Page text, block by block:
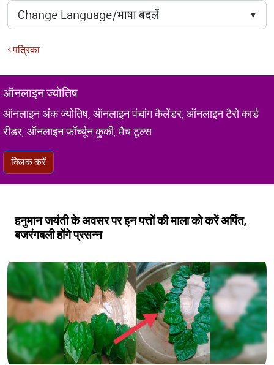
पत्रिका
ऑनलाइन ज्योतिष
ऑनलाइन अंक ज्योतिष, ऑनलाइन पंचांग कैलेंडर, ऑनलाइन टैरो कार्ड
रीडर, ऑनलाइन फॉर्च्यून कुकी, मैच टूल्स
क्लिक करें
हनुमान जयंती के अवसर पर इन पत्तों की माला को करें अर्पित,
बजरंगबली होंगे प्रसन्न